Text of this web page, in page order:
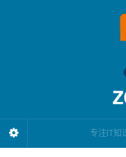
专注IT知